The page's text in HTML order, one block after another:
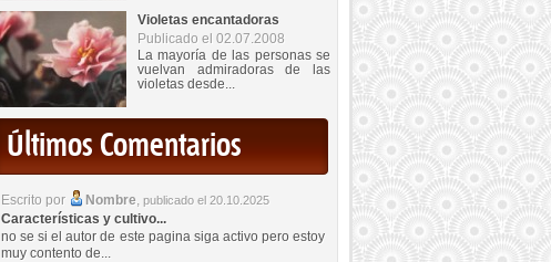
Violetas encantadoras
Publicado el 02.07.2008
La mayoría de las personas se
vuelvan admiradoras de las
violetas desde...
Últimos Comentarios
Escrito por Nombre, publicado el 20.10.2025
Características y cultivo...
no se si el autor de este pagina siga activo pero estoy
muy contento de...